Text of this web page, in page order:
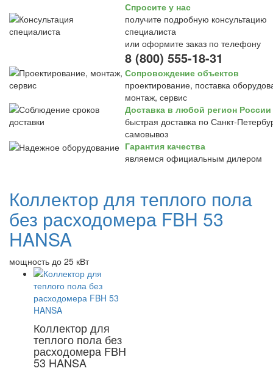
Спросите у нас
получите подробную консультацию
специалиста
или оформите заказ по телефону
8 (800) 555-18-31
Сопровождение объектов
проектирование, поставка
монтаж, сервис
Доставка в любой регион России
быстрая доставка по Санкт-
самовывоз
Гарантия качества
являемся официальным дилером
Коллектор для теплого пола
без расходомера FBH 53
HANSA
мощность до 25 кВт
Коллектор для
теплого пола без
расходомера FBH
53 HANSA